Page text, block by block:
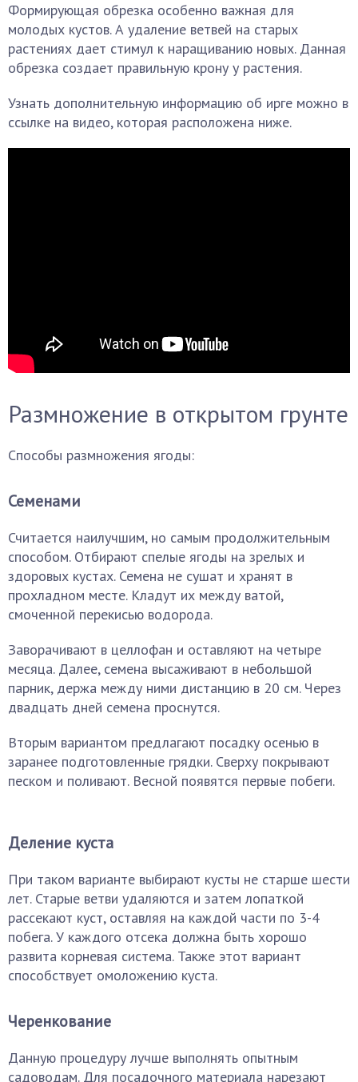
Формирующая обрезка особенно важная для
молодых кустов. А удаление ветвей на старых
растениях дает стимул к наращиванию новых. Данная
обрезка создает правильную крону у растения.
Узнать дополнительную информацию об ирге можно в
ссылке на видео, которая расположена ниже.
Размножение в открытом грунте
Способы размножения ягоды:
Семенами
Считается наилучшим, но самым продолжительным
способом. Отбирают спелые ягоды на зрелых и
здоровых кустах. Семена не сушат и хранят в
прохладном месте. Кладут их между ватой,
смоченной перекисью водорода.
Заворачивают в целлофан и оставляют на четыре
месяца. Далее, семена высаживают в небольшой
парник, держа между ними дистанцию в 20 см. Через
двадцать дней семена проснутся.
Вторым вариантом предлагают посадку осенью в
заранее подготовленные грядки. Сверху покрывают
песком и поливают. Весной появятся первые побеги.
Деление куста
При таком варианте выбирают кусты не старше шести
лет. Старые ветви удаляются и затем лопаткой
рассекают куст, оставляя на каждой части по 3-4
побега. У каждого отсека должна быть хорошо
развита корневая система. Также этот вариант
способствует омоложению куста.
Черенкование
Данную процедуру лучше выполнять опытным
садоводам. Для посадочного материала нарезают